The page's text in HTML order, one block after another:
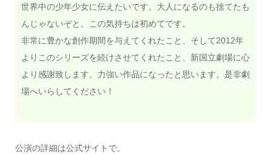
世界中の少年少女に伝えたいです。大人になるのも捨てたも
んじゃないぞと。この気持ちは初めてです。
非常に豊かな創作期間を与えてくれたこと、そして2012年
よりこのシリーズを続けさせてくれたこと、新国立劇場に心
より感謝致します。力強い作品になったと思います。是非劇
場へいらしてください！
公演の詳細は公式サイトで。